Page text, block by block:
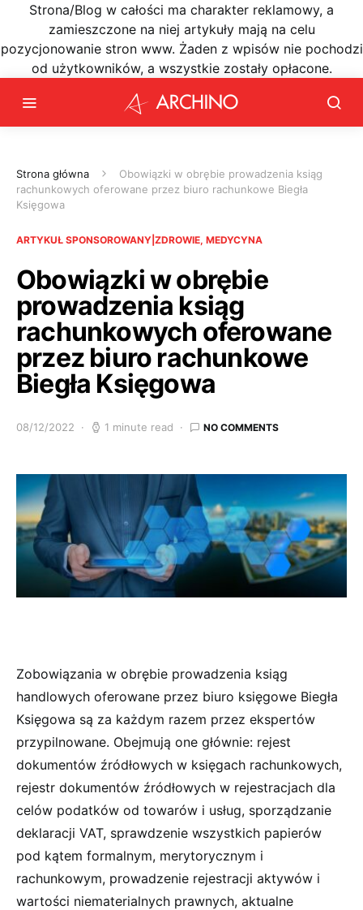
Strona/Blog w całości ma charakter reklamowy, a
zamieszczone na niej artykuły mają na celu
pozycjonowanie stron www. Żaden z wpisów nie pochodzi
od użytkowników, a wszystkie zostały opłacone.
Strona główna
Obowiązki w obrębie prowadzenia ksiąg
rachunkowych oferowane przez biuro rachunkowe Biegła
Księgowa
ARTYKUŁ SPONSOROWANY|ZDROWIE, MEDYCYNA
Obowiązki w obrębie
prowadzenia ksiąg
rachunkowych oferowane
przez biuro rachunkowe
Biegła Księgowa
08/12/2022 1 minute read NO COMMENTS
Zobowiązania w obrębie prowadzenia ksiąg
handlowych oferowane przez biuro księgowe Biegła
Księgowa są za każdym razem przez ekspertów
przypilnowane. Obejmują one głównie: rejest
dokumentów źródłowych w księgach rachunkowych,
rejestr dokumentów źródłowych w rejestracjach dla
celów podatków od towarów i usług, sporządzanie
deklaracji VAT, sprawdzenie wszystkich papierów
pod kątem formalnym, merytorycznym i
rachunkowym, prowadzenie rejestracji aktywów i
wartości niematerialnych prawnych, aktualne